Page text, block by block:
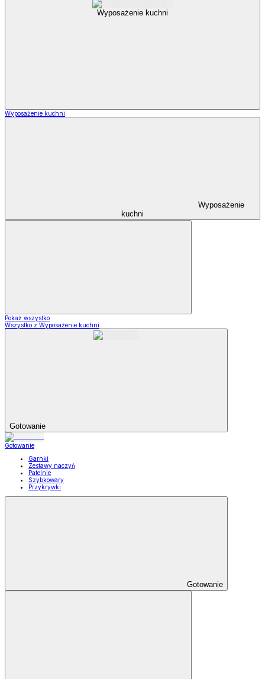
Wyposażenie kuchni
Wyposażenie kuchni
Wyposażenie
kuchni
Pokaż wszystko
Wszystko z Wyposażenie kuchni
Gotowanie
Gotowanie
Garnki
Zestawy naczyń
Patelnie
Szybkowary
Przykrywki
Gotowanie